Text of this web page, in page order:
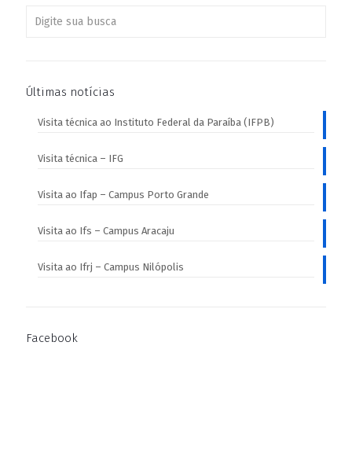
Últimas notícias
Visita técnica ao Instituto Federal da Paraíba (IFPB)
Visita técnica – IFG
Visita ao Ifap – Campus Porto Grande
Visita ao Ifs – Campus Aracaju
Visita ao Ifrj – Campus Nilópolis
Facebook